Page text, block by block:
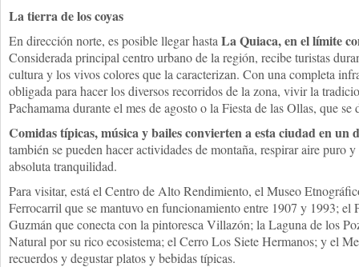
La tierra de los coyas
En dirección norte, es posible llegar hasta La Quiaca, en el límite
Considerada principal centro urbano de la región, recibe turistas
cultura y los vivos colores que la caracterizan. Con una completa
obligada para hacer los diversos recorridos de la zona, vivir la
Pachamama durante el mes de agosto o la Fiesta de las Ollas, que se
Comidas típicas, música y bailes convierten a esta ciudad en un
también se pueden hacer actividades de montaña, respirar aire puro
absoluta tranquilidad.
Para visitar, está el Centro de Alto Rendimiento, el Museo
Ferrocarril que se mantuvo en funcionamiento entre 1907 y 1993; el
Guzmán que conecta con la pintoresca Villazón; la Laguna de los
Natural por su rico ecosistema; el Cerro Los Siete Hermanos; y el
recuerdos y degustar platos y bebidas típicas.